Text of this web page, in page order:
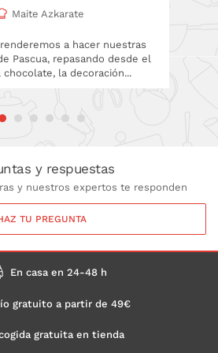
Maite Azkarate
a hacer nuestras
Pascua, repasando desde el
la decoración...
y respuestas
y nuestros expertos te responden
TU PREGUNTA
En casa en 24-48 h
gratuito a partir de 49€
gratuita en tienda